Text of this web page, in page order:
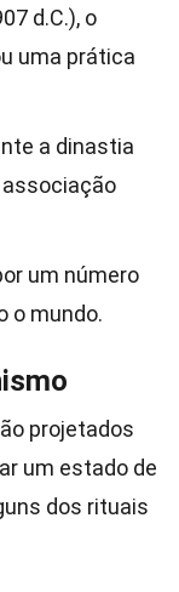
d.C.), o
uma prática
a dinastia
associação
um número
o mundo.
projetados
um estado de
dos rituais